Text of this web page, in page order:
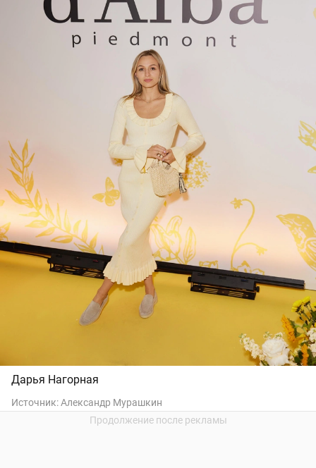
Дарья Нагорная
Источник:Александр Мурашкин